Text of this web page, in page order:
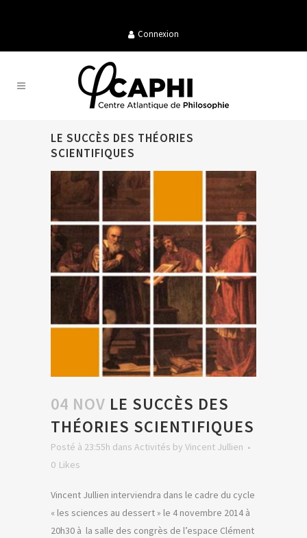
Connexion
LE SUCCÈS DES THÉORIES
SCIENTIFIQUES
04 NOV LE SUCCÈS DES
THÉORIES SCIENTIFIQUES
Posté à 23:55h dans Activités by Vincent Jullien
0 Likes
Vincent Jullien interviendra dans le cadre du cycle
« les sciences au dessert » le 4 novembre 2014 à
20h30 à la salle des congrès de l’espace Clément